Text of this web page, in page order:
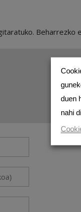
Beharrezko
duen
nahi